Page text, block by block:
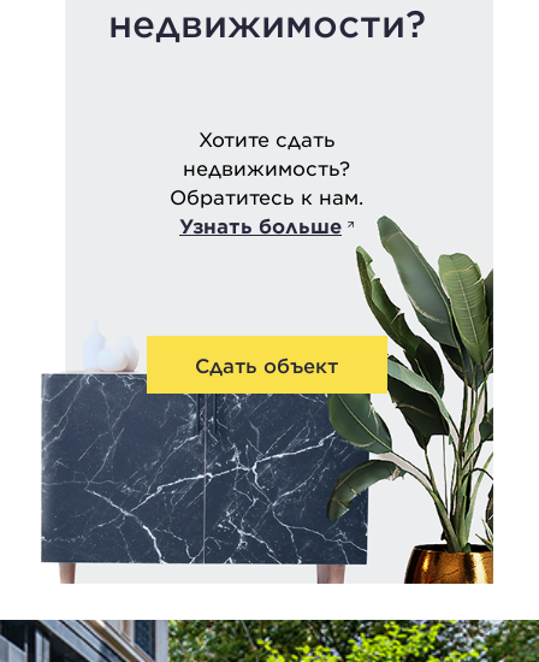
недвижимости?
Хотите сдать
недвижимость?
Обратитесь к нам.
Узнать больше
Сдать объект